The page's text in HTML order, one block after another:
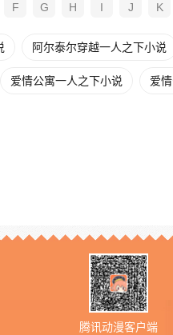
F G H I J K
阿尔泰尔穿越一人之下小说
爱情公寓一人之下小说 爱
腾讯动漫客户端